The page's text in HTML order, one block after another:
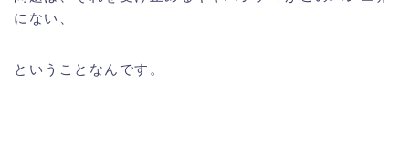
にない、
ということなんです。